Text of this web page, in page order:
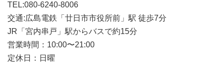
TEL:080-6240-8006
交通:広島電鉄「廿日市市役所前」駅 徒歩7分
JR「宮内串戸」駅からバスで約15分
営業時間：10:00〜21:00
定休日：日曜